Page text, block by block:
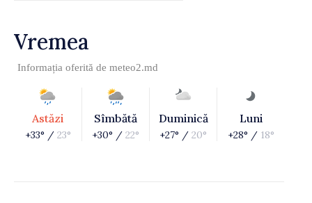
Vremea
Informația oferită de meteo2.md
Astăzi
+33° / 23°
Sîmbătă
+30° / 22°
Duminică
+27° / 20°
Luni
+28° / 18°